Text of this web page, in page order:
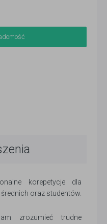
korepetycje dla
oraz studentów.
zrozumieć trudne